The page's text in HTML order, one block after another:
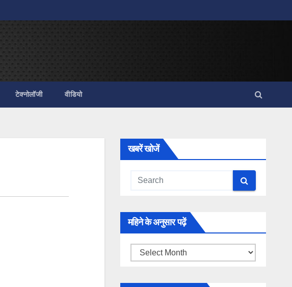
टेक्नोलॉजी वीडियो
खबरें खोजें
महिने के अनुसार पढ़ें
महिने
अनुसार